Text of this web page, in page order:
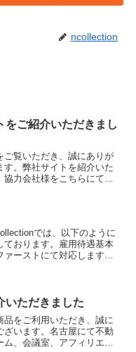
ncollection
をご紹介いただきまし
ご覧いただき、誠にありが
す。弊社サイトを紹介いた
協力会社様をこちらにてご
ティングの環境デジタルソ
SEO対策...
では、以下のように
ております。雇用待遇基本
ァーストにて対応します。
いただきました
品をご利用いただき、誠に
ざいます。名古屋にて不動
ム、会議室、アフィリエイ